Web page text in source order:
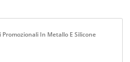
In Metallo E Silicone